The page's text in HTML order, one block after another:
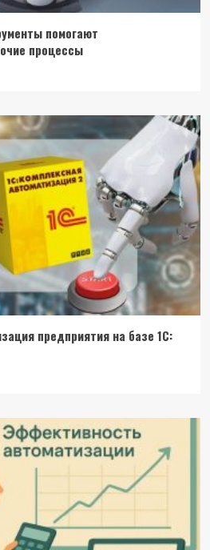
помогают
процессы
предприятия на базе 1С: